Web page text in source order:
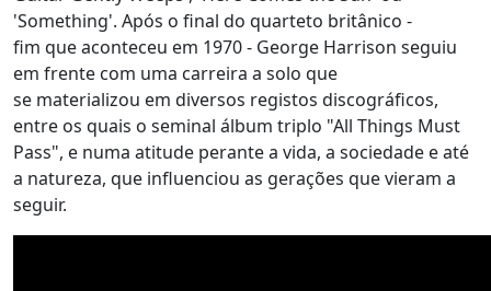
'Something'. Após o final do quarteto britânico -
fim que aconteceu em 1970 - George Harrison seguiu
em frente com uma carreira a solo que
se materializou em diversos registos discográficos,
entre os quais o seminal álbum triplo "All Things Must
Pass", e numa atitude perante a vida, a sociedade e até
a natureza, que influenciou as gerações que vieram a
seguir.